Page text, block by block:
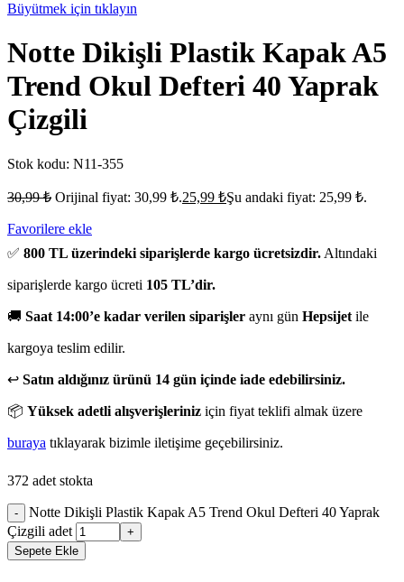
Büyütmek için tıklayın
Notte Dikişli Plastik Kapak A5
Trend Okul Defteri 40 Yaprak
Çizgili
Stok kodu: N11-355
30,99₺ Orijinal fiyat: 30,99 ₺.25,99 ₺Şu andaki fiyat: 25,99 ₺.
Favorilere ekle
✅ 800 TL üzerindeki siparişlerde kargo ücretsizdir. Altındaki
siparişlerde kargo ücreti 105 TL’dir.
🚚 Saat 14:00’e kadar verilen siparişler aynı gün Hepsijet ile
kargoya teslim edilir.
↩️ Satın aldığınız ürünü 14 gün içinde iade edebilirsiniz.
📦 Yüksek adetli alışverişleriniz için fiyat teklifi almak üzere
buraya tıklayarak bizimle iletişime geçebilirsiniz.
372 adet stokta
-
Notte Dikişli Plastik Kapak A5 Trend Okul Defteri 40 Yaprak
Çizgili adet
+
Sepete Ekle